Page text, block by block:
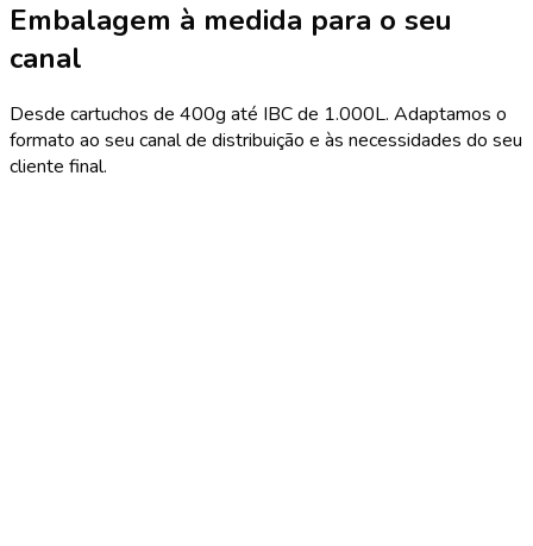
Embalagem à medida para o seu
canal
Desde cartuchos de 400g até IBC de 1.000L. Adaptamos o
formato ao seu canal de distribuição e às necessidades do seu
cliente final.